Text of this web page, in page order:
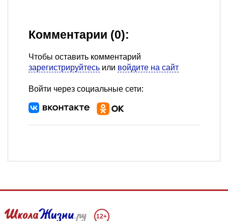
Комментарии (0):
Чтобы оставить комментарий
зарегистрируйтесь или войдите на сайт
Войти через социальные сети:
12+